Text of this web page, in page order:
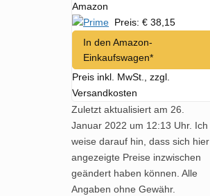
Amazon
Preis: € 38,15
In den Amazon-
Einkaufswagen*
Preis inkl. MwSt., zzgl.
Versandkosten
Zuletzt aktualisiert am 26.
Januar 2022 um 12:13 Uhr. Ich
weise darauf hin, dass sich hier
angezeigte Preise inzwischen
geändert haben können. Alle
Angaben ohne Gewähr.